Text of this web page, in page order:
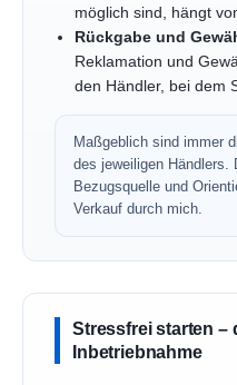
möglich sind, hängt
Rückgabe und
Reklamation und
den Händler, bei dem
Maßgeblich sind immer
des jeweiligen Händlers.
Bezugsquelle und
Verkauf durch mich.
Stressfrei starten –
Inbetriebnahme